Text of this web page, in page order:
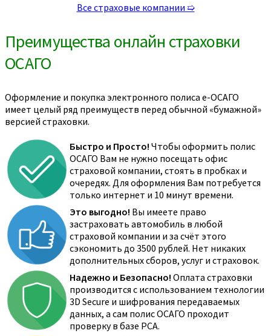
Все страховые компании ➯
Преимущества онлайн страховки
ОСАГО
Оформление и покупка электронного полиса е-ОСАГО
имеет целый ряд преимуществ перед обычной «бумажной»
версией страховки.
Быстро и Просто! Чтобы оформить полис
ОСАГО Вам не нужно посещать офис
страховой компании, стоять в пробках и
очередях. Для оформления Вам потребуется
только интернет и 10 минут времени.
Это выгодно! Вы имеете право
застраховать автомобиль в любой
страховой компании и за счёт этого
сэкономить до 3500 рублей. Нет никаких
дополнительных сборов, услуг и страховок.
Надежно и Безопасно! Оплата страховки
производится с использованием технологии
3D Secure и шифрования передаваемых
данных, а сам полис ОСАГО проходит
проверку в базе РСА.